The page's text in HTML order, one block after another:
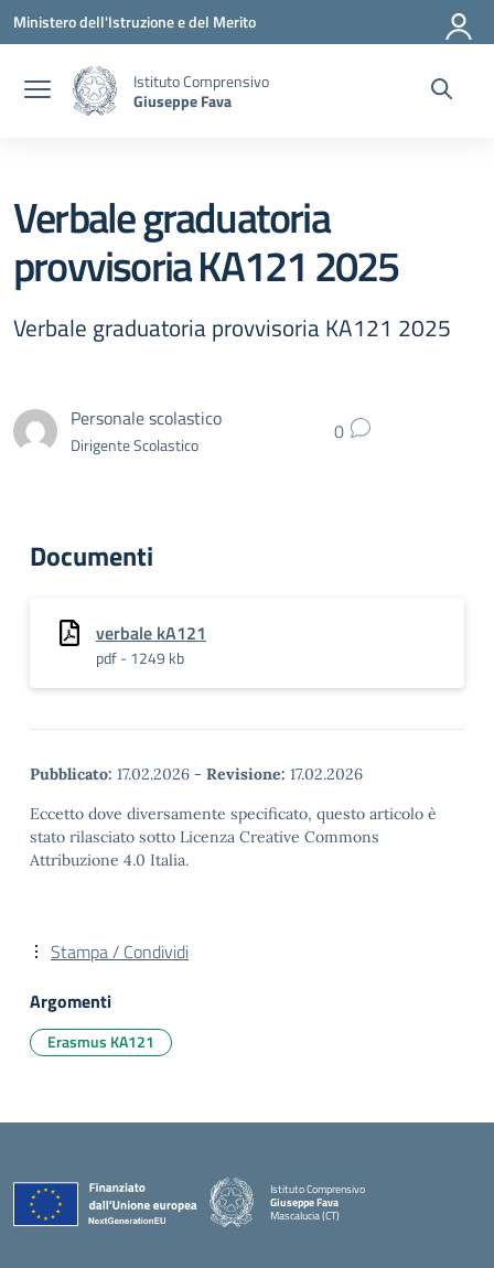
Vai ai contenuti
Vai al menu di navigazione
Vai al footer
Ministero dell'Istruzione e del Merito
Istituto Comprensivo
Giuseppe Fava
Verbale graduatoria
provvisoria KA121 2025
Verbale graduatoria provvisoria KA121 2025
Personale scolastico
Dirigente Scolastico 0
Documenti
verbale kA121
pdf - 1249 kb
Pubblicato: 17.02.2026 - Revisione: 17.02.2026
Eccetto dove diversamente specificato, questo articolo è
stato rilasciato sotto Licenza Creative Commons
Attribuzione 4.0 Italia.
Stampa / Condividi
Argomenti
Erasmus KA121
Istituto Comprensivo
Giuseppe Fava
Mascalucia (CT)